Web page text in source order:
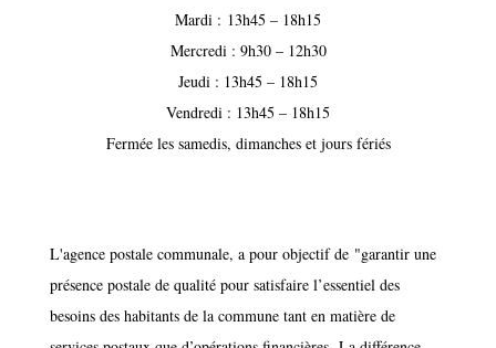
Mardi : 13h45 – 18h15
Mercredi : 9h30 – 12h30
Jeudi : 13h45 – 18h15
Vendredi : 13h45 – 18h15
Fermée les samedis, dimanches et jours fériés
L'agence postale communale, a pour objectif de "garantir une
présence postale de qualité pour satisfaire l’essentiel des
besoins des habitants de la commune tant en matière de